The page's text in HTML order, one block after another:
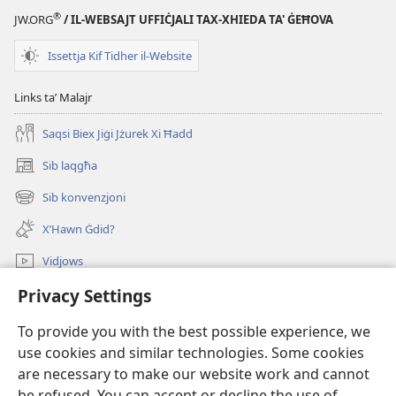
Privacy Settings
To provide you with the best possible experience, we
use cookies and similar technologies. Some cookies
are necessary to make our website work and cannot
taċċettah
rigal
JW.ORG® / IL-WEBSAJT UFFIĊJALI TAX-XHIEDA TA' ĠEĦOVA
Issettja Kif Tidher il-Website
Links taʼ Malajr
Saqsi Biex Jiġi Jżurek Xi Ħadd
Sib laqgħa
(opens
new
window)
Sib konvenzjoni
(opens
new
window)
X’Hawn Ġdid?
Vidjows
Fittex f’JW.ORG
Donazzjonijiet
(opens
new
window)LIBRERIJA ONLAJN tat-Torri tal-Għassa